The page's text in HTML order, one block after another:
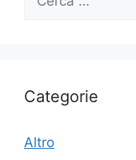
Categorie
Altro